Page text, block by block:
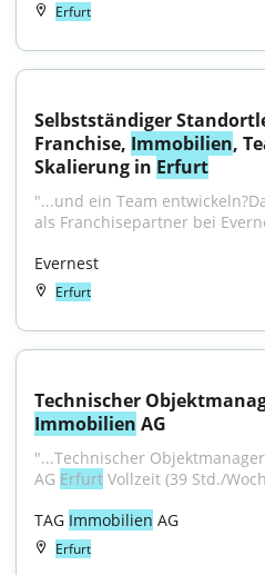
Erfurt
Selbstständiger
Franchise, Immobilien,
Skalierung in Erfurt
"...und ein Team
als Franchisepartner bei
Evernest
Erfurt
Immobilien AG
"...Technischer
AG Erfurt Vollzeit (39 Std./
TAG Immobilien AG
Erfurt